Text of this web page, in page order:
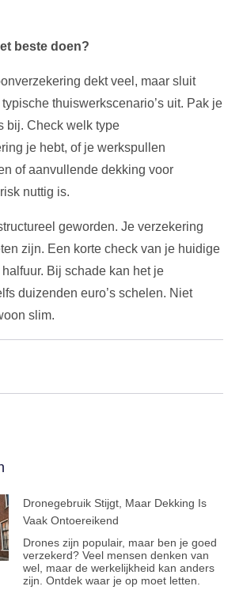
beste doen?
dekt veel, maar sluit
thuiswerkscenario’s uit. Pak je
bij. Check welk type
je hebt, of je werkspullen
of aanvullende dekking voor
nuttig is.
geworden. Je verzekering
zijn. Een korte check van je huidige
Bij schade kan het je
duizenden euro’s schelen. Niet
slim.
Dronegebruik Stijgt, Maar Dekking Is
Vaak Ontoereikend
Drones zijn populair, maar ben je goed
verzekerd? Veel mensen denken van
wel, maar de werkelijkheid kan anders
zijn. Ontdek waar je op moet letten.